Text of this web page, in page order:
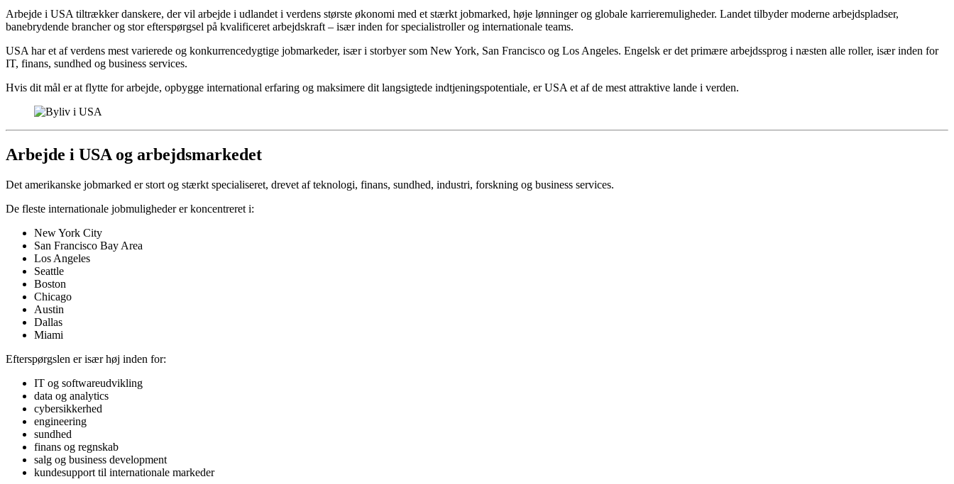
Arbejde i USA tiltrækker danskere, der vil arbejde i udlandet i verdens største økonomi med et stærkt jobmarked, høje lønninger og globale karrieremuligheder. Landet tilbyder moderne arbejdspladser,
banebrydende brancher og stor efterspørgsel på kvalificeret arbejdskraft – især inden for specialistroller og internationale teams.
USA har et af verdens mest varierede og konkurrencedygtige jobmarkeder, især i storbyer som New York, San Francisco og Los Angeles. Engelsk er det primære arbejdssprog i næsten alle roller, især inden for
IT, finans, sundhed og business services.
Hvis dit mål er at flytte for arbejde, opbygge international erfaring og maksimere dit langsigtede indtjeningspotentiale, er USA et af de mest attraktive lande i verden.
Arbejde i USA og arbejdsmarkedet
Det amerikanske jobmarked er stort og stærkt specialiseret, drevet af teknologi, finans, sundhed, industri, forskning og business services.
De fleste internationale jobmuligheder er koncentreret i:
New York City
San Francisco Bay Area
Los Angeles
Seattle
Boston
Chicago
Austin
Dallas
Miami
Efterspørgslen er især høj inden for:
IT og softwareudvikling
data og analytics
cybersikkerhed
engineering
sundhed
finans og regnskab
salg og business development
kundesupport til internationale markeder